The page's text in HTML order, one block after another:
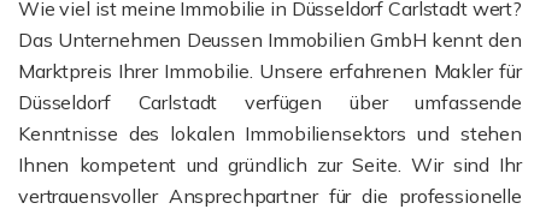
Wie viel ist meine Immobilie in Düsseldorf Carlstadt wert?
Das Unternehmen Deussen Immobilien GmbH kennt den
Marktpreis Ihrer Immobilie. Unsere erfahrenen Makler für
Düsseldorf Carlstadt verfügen über umfassende
Kenntnisse des lokalen Immobiliensektors und stehen
Ihnen kompetent und gründlich zur Seite. Wir sind Ihr
vertrauensvoller Ansprechpartner für die professionelle